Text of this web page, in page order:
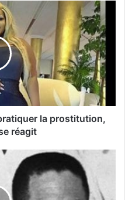
la prostitution,
réagit